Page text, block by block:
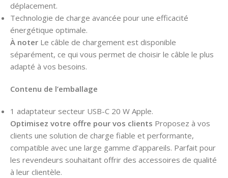
déplacement.
Technologie de charge avancée pour une efficacité
énergétique optimale.
À noter Le câble de chargement est disponible
séparément, ce qui vous permet de choisir le câble le plus
adapté à vos besoins.
Contenu de l’emballage
1 adaptateur secteur USB-C 20 W Apple.
Optimisez votre offre pour vos clients Proposez à vos
clients une solution de charge fiable et performante,
compatible avec une large gamme d’appareils. Parfait pour
les revendeurs souhaitant offrir des accessoires de qualité
à leur clientèle.